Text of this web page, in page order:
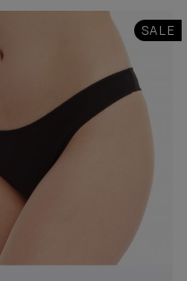
SALE